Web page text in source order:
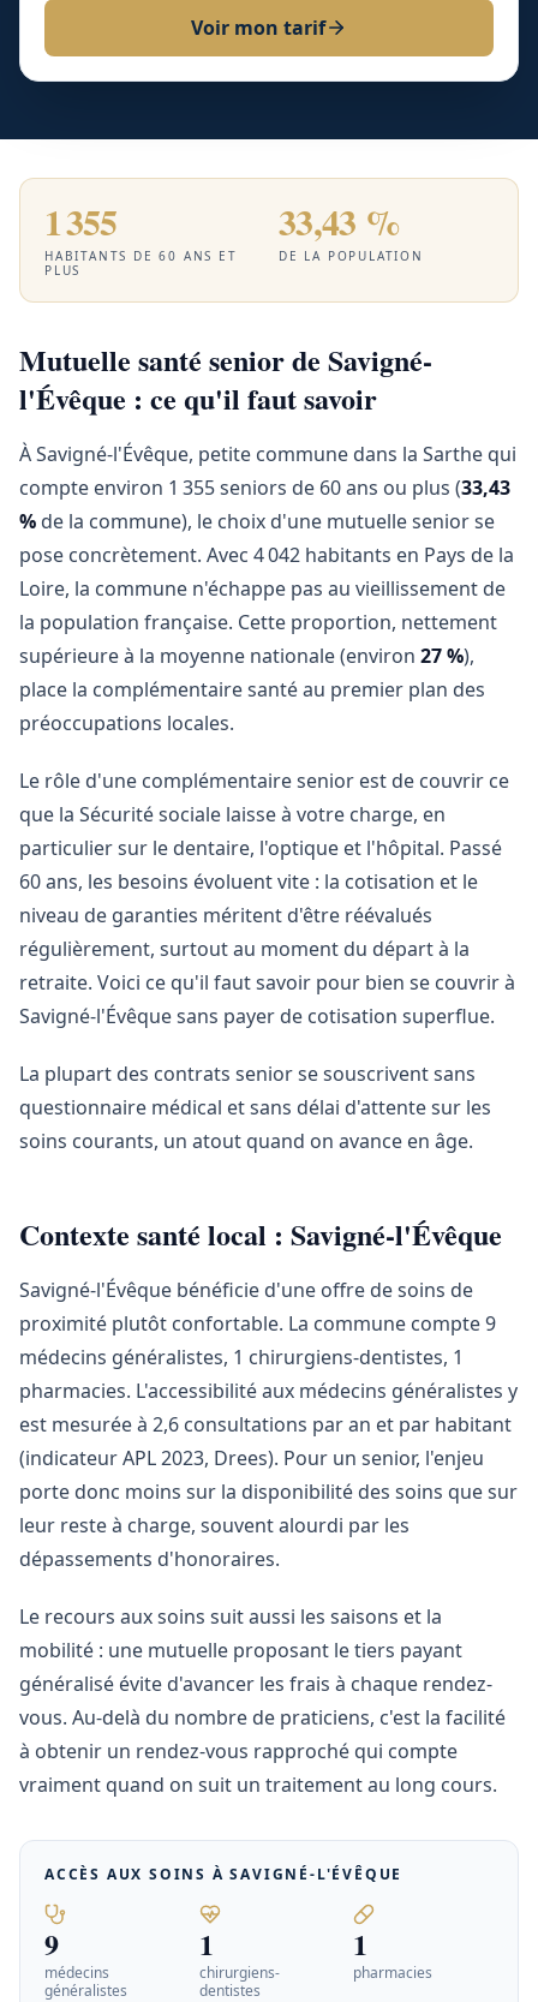
Voir mon tarif
1 355
HABITANTS DE 60 ANS ET
PLUS
33,43 %
DE LA POPULATION
Mutuelle santé senior de Savigné-
l'Évêque : ce qu'il faut savoir
À Savigné-l'Évêque, petite commune dans la Sarthe qui
compte environ 1 355 seniors de 60 ans ou plus (33,43
% de la commune), le choix d'une mutuelle senior se
pose concrètement. Avec 4 042 habitants en Pays de la
Loire, la commune n'échappe pas au vieillissement de
la population française. Cette proportion, nettement
supérieure à la moyenne nationale (environ 27 %),
place la complémentaire santé au premier plan des
préoccupations locales.
Le rôle d'une complémentaire senior est de couvrir ce
que la Sécurité sociale laisse à votre charge, en
particulier sur le dentaire, l'optique et l'hôpital. Passé
60 ans, les besoins évoluent vite : la cotisation et le
niveau de garanties méritent d'être réévalués
régulièrement, surtout au moment du départ à la
retraite. Voici ce qu'il faut savoir pour bien se couvrir à
Savigné-l'Évêque sans payer de cotisation superflue.
La plupart des contrats senior se souscrivent sans
questionnaire médical et sans délai d'attente sur les
soins courants, un atout quand on avance en âge.
Contexte santé local : Savigné-l'Évêque
Savigné-l'Évêque bénéficie d'une offre de soins de
proximité plutôt confortable. La commune compte 9
médecins généralistes, 1 chirurgiens-dentistes, 1
pharmacies. L'accessibilité aux médecins généralistes y
est mesurée à 2,6 consultations par an et par habitant
(indicateur APL 2023, Drees). Pour un senior, l'enjeu
porte donc moins sur la disponibilité des soins que sur
leur reste à charge, souvent alourdi par les
dépassements d'honoraires.
Le recours aux soins suit aussi les saisons et la
mobilité : une mutuelle proposant le tiers payant
généralisé évite d'avancer les frais à chaque rendez-
vous. Au-delà du nombre de praticiens, c'est la facilité
à obtenir un rendez-vous rapproché qui compte
vraiment quand on suit un traitement au long cours.
ACCÈS AUX SOINS ÀSAVIGNÉ-L'ÉVÊQUE
9
médecins
généralistes
1
chirurgiens-
dentistes
1
pharmacies